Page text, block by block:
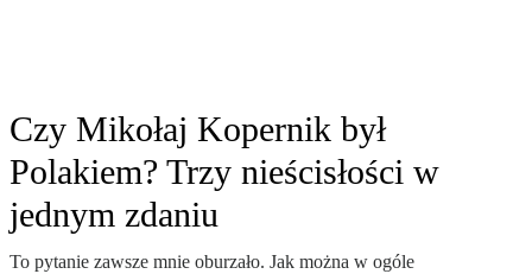
Czy Mikołaj Kopernik był
Polakiem? Trzy nieścisłości w
jednym zdaniu
To pytanie zawsze mnie oburzało. Jak można w ogóle